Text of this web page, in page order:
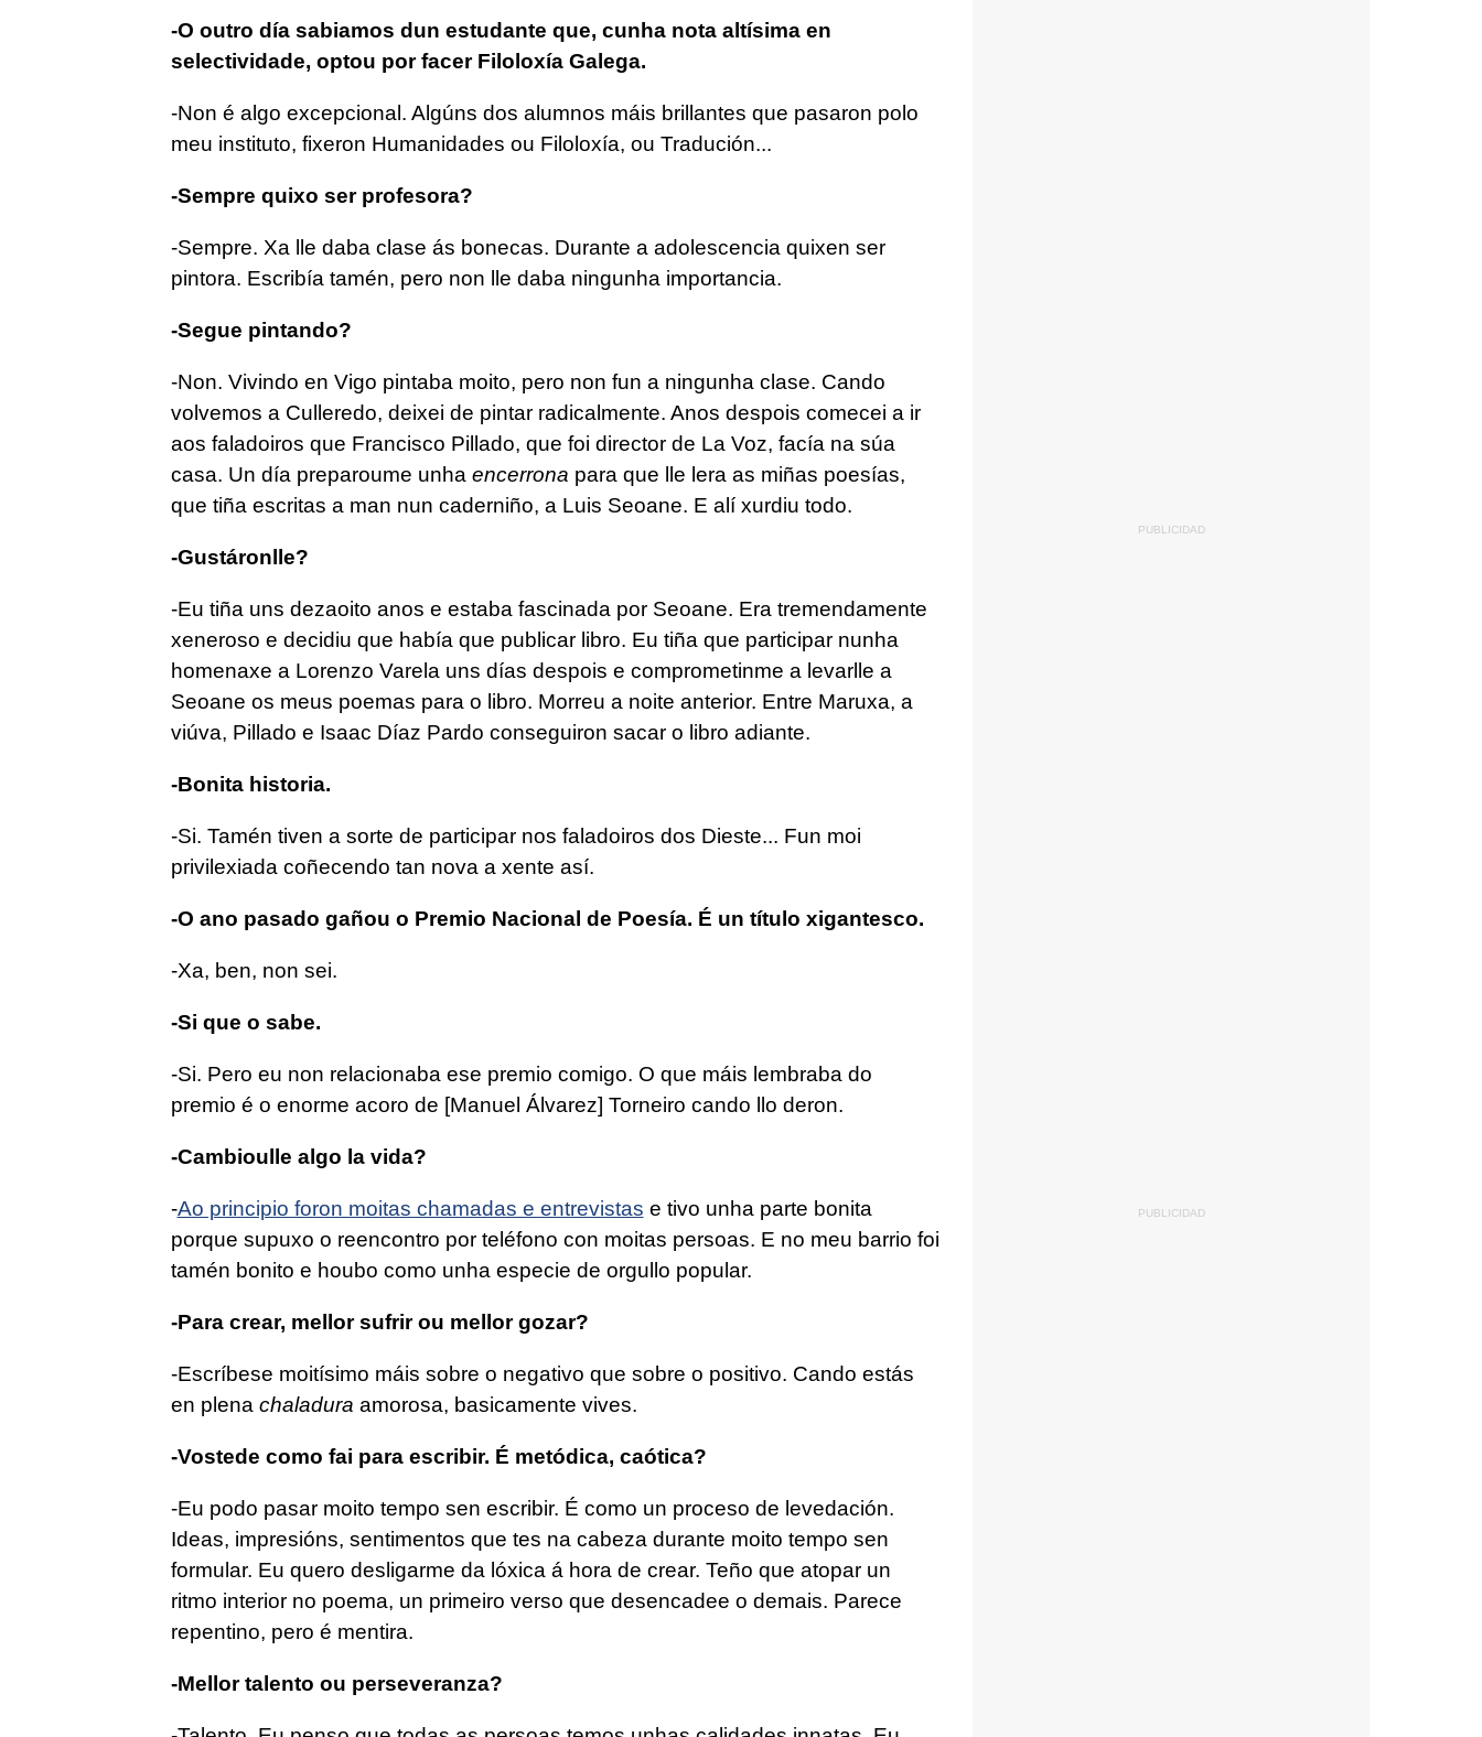
-O outro día sabiamos dun estudante que, cunha nota altísima en
selectividade, optou por facer Filoloxía Galega.
-Non é algo excepcional. Algúns dos alumnos máis brillantes que pasaron polo
meu instituto, fixeron Humanidades ou Filoloxía, ou Tradución...
-Sempre quixo ser profesora?
-Sempre. Xa lle daba clase ás bonecas. Durante a adolescencia quixen ser
pintora. Escribía tamén, pero non lle daba ningunha importancia.
-Segue pintando?
-Non. Vivindo en Vigo pintaba moito, pero non fun a ningunha clase. Cando
volvemos a Culleredo, deixei de pintar radicalmente. Anos despois comecei a ir
aos faladoiros que Francisco Pillado, que foi director de La Voz, facía na súa
casa. Un día preparoume unha encerrona para que lle lera as miñas poesías,
que tiña escritas a man nun caderniño, a Luis Seoane. E alí xurdiu todo.
-Gustáronlle?
-Eu tiña uns dezaoito anos e estaba fascinada por Seoane. Era tremendamente
xeneroso e decidiu que había que publicar libro. Eu tiña que participar nunha
homenaxe a Lorenzo Varela uns días despois e comprometinme a levarlle a
Seoane os meus poemas para o libro. Morreu a noite anterior. Entre Maruxa, a
viúva, Pillado e Isaac Díaz Pardo conseguiron sacar o libro adiante.
-Bonita historia.
-Si. Tamén tiven a sorte de participar nos faladoiros dos Dieste... Fun moi
privilexiada coñecendo tan nova a xente así.
-O ano pasado gañou o Premio Nacional de Poesía. É un título xigantesco.
-Xa, ben, non sei.
-Si que o sabe.
-Si. Pero eu non relacionaba ese premio comigo. O que máis lembraba do
premio é o enorme acoro de [Manuel Álvarez] Torneiro cando llo deron.
-Cambioulle algo la vida?
-Ao principio foron moitas chamadas e entrevistas e tivo unha parte bonita
porque supuxo o reencontro por teléfono con moitas persoas. E no meu barrio foi
tamén bonito e houbo como unha especie de orgullo popular.
-Para crear, mellor sufrir ou mellor gozar?
-Escríbese moitísimo máis sobre o negativo que sobre o positivo. Cando estás
en plena chaladura amorosa, basicamente vives.
-Vostede como fai para escribir. É metódica, caótica?
-Eu podo pasar moito tempo sen escribir. É como un proceso de levedación.
Ideas, impresións, sentimentos que tes na cabeza durante moito tempo sen
formular. Eu quero desligarme da lóxica á hora de crear. Teño que atopar un
ritmo interior no poema, un primeiro verso que desencadee o demais. Parece
repentino, pero é mentira.
-Mellor talento ou perseveranza?